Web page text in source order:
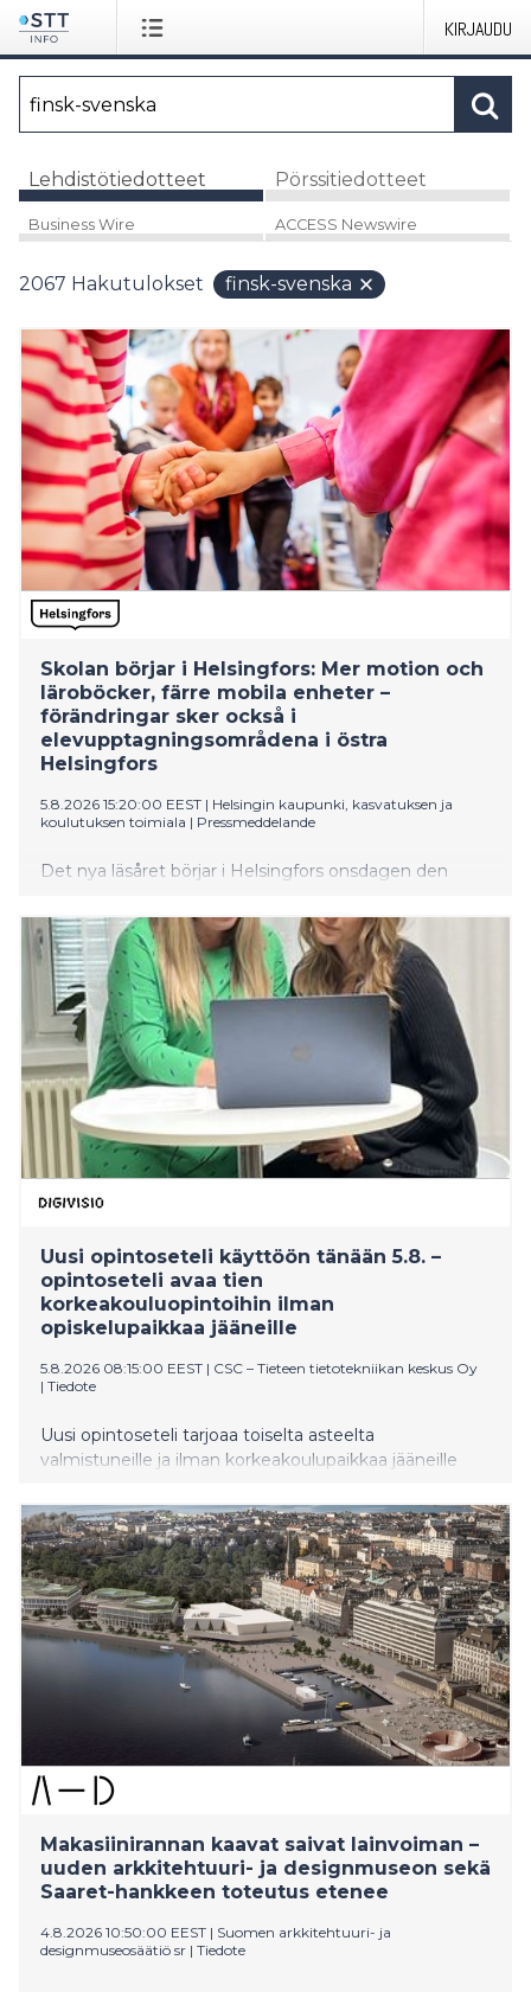
KIRJAUDU
Lehdistötiedotteet Pörssitiedotteet
Business Wire ACCESS Newswire
2067 Hakutulokset finsk-svenska
Skolan börjar i Helsingfors: Mer motion och
läroböcker, färre mobila enheter –
förändringar sker också i
elevupptagningsområdena i östra
Helsingfors
5.8.2026 15:20:00 EEST | Helsingin kaupunki, kasvatuksen ja
koulutuksen toimiala | Pressmeddelande
Det nya läsåret börjar i Helsingfors onsdagen den
Uusi opintoseteli käyttöön tänään 5.8. –
opintoseteli avaa tien
korkeakouluopintoihin ilman
opiskelupaikkaa jääneille
5.8.2026 08:15:00 EEST | CSC – Tieteen tietotekniikan keskus Oy
| Tiedote
Uusi opintoseteli tarjoaa toiselta asteelta
valmistuneille ja ilman korkeakoulupaikkaa jääneille
avoimia korkeakouluopintoja täysin maksutta. Opetus-
ja kulttuuriministeriön kolmivuotisen kokeilun
tavoitteena on madaltaa kynnystä tutustua
korkeakouluopiskeluun ja tukea nuoria oman
opintopolun löytämisessä. Digivisio 2030 -hanke
toteutti OKM:n toimeksiannosta Opintosetelin
digitaalisen ratkaisun suomalaisten korkeakoulujen
yhteiseen Opin.fi-palveluun.
Makasiinirannan kaavat saivat lainvoiman –
uuden arkkitehtuuri- ja designmuseon sekä
Saaret-hankkeen toteutus etenee
4.8.2026 10:50:00 EEST | Suomen arkkitehtuuri- ja
designmuseosäätiö sr | Tiedote